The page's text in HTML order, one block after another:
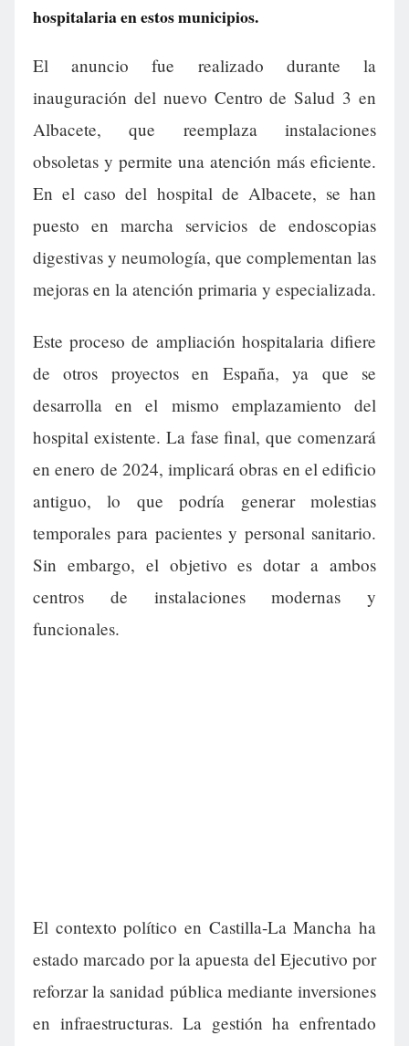
hospitalaria en estos municipios.
El anuncio fue realizado durante la
inauguración del nuevo Centro de Salud 3 en
Albacete, que reemplaza instalaciones
obsoletas y permite una atención más eficiente.
En el caso del hospital de Albacete, se han
puesto en marcha servicios de endoscopias
digestivas y neumología, que complementan las
mejoras en la atención primaria y especializada.
Este proceso de ampliación hospitalaria difiere
de otros proyectos en España, ya que se
desarrolla en el mismo emplazamiento del
hospital existente. La fase final, que comenzará
en enero de 2024, implicará obras en el edificio
antiguo, lo que podría generar molestias
temporales para pacientes y personal sanitario.
Sin embargo, el objetivo es dotar a ambos
centros de instalaciones modernas y
funcionales.
El contexto político en Castilla-La Mancha ha
estado marcado por la apuesta del Ejecutivo por
reforzar la sanidad pública mediante inversiones
en infraestructuras. La gestión ha enfrentado